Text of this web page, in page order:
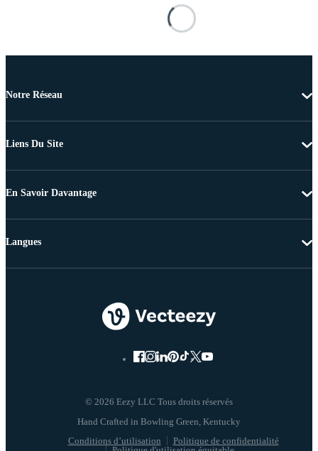
Notre Réseau
Liens Du Site
En Savoir Davantage
© 2026 Eezy LLC Tous droits réservés
Conditions d’utilisation
Politique de confidentialité
Langues